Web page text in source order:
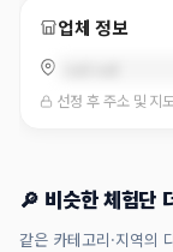
업체 정보
선정 후 주소 및 지
🔎 비슷한 체험단
같은 카테고리·지역의